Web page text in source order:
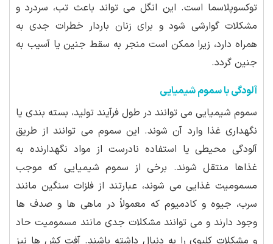
توکسوپلاسما است. این انگل می تواند باعث تب، سردرد و
مشکلات گوارشی شود و برای زنان باردار خطرات جدی به
همراه دارد، زیرا ممکن است منجر به سقط جنین یا آسیب به
جنین گردد.
آلودگی با سموم شیمیایی
سموم شیمیایی می توانند در طول فرآیند تولید، بسته بندی یا
نگهداری غذا وارد آن شوند. این سموم می توانند از طریق
آلودگی محیطی یا استفاده نادرست از مواد نگهدارنده به
غذاها منتقل شوند. برخی از سموم شیمیایی که موجب
مسمومیت غذایی می شوند، عبارتند از فلزات سنگین مانند
سرب، جیوه و کادمیوم که معمولاً در ماهی ها و صدف ها
وجود دارند و می توانند مشکلات جدی مانند مسمومیت حاد
و مشکلات کلیوی را به دنبال داشته باشند. آفت کش ها نیز